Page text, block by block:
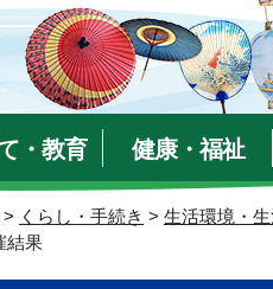
・教育 健康・福祉
> くらし・手続き > 生活環境・
結果